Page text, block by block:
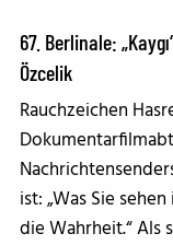
67. Berlinale:
Özcelik
Rauchzeichen
ist: „Was Sie
die Wahrheit.“ Als